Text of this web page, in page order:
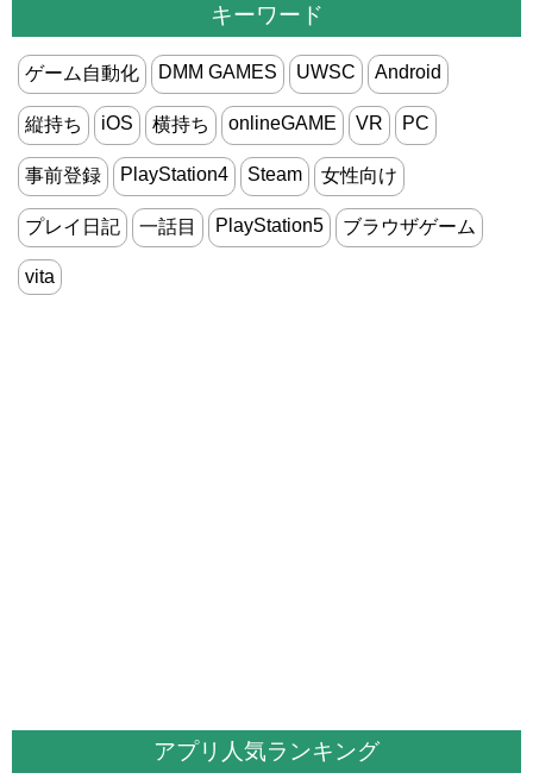
キーワード
ゲーム自動化 DMM GAMES UWSC Android
縦持ち iOS 横持ち onlineGAME VR PC
事前登録 PlayStation4 Steam 女性向け
プレイ日記 一話目 PlayStation5 ブラウザゲーム
vita
アプリ人気ランキング